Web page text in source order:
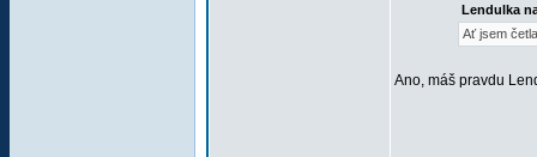
Lendulka
Ať jsem
Ano, máš pravdu